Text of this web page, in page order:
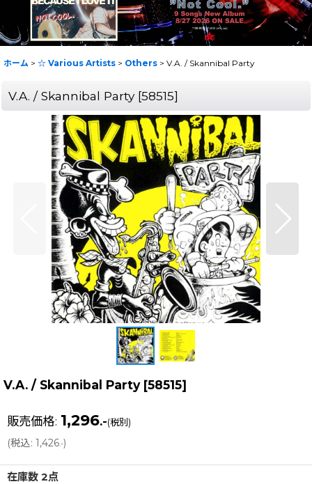
ホーム > ☆ Various Artists > Others > V.A. / Skannibal Party
V.A. / Skannibal Party [58515]
V.A. / Skannibal Party [58515]
販売価格: 1,296.-(税別)
(税込: 1,426.-)
在庫数 2点